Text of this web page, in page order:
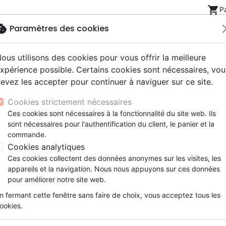
shopping_cart
NouveautésBibles
Segond 21
Segond
NEG
Livres
Famille, couple
Souffrance, Relation d'aide
Santé
eBooks
Couple
Méditations
Souffrance, Relation d'aide
Psychologie
Jeunesse
ans
Bibles jeunesse
Latino, Folk
Soul
Instrumental
Louange, Adoration
Hardrock, Métal
conférences
Documentaires, reportages
Accessoires de Bible
Papeterie
Praises Kids
produits par auteur
Jeunesse Jeunesse
:
favorite_border
Paramètres des cookies
utilisons des cookies pour vous offrir la meilleure
possible. Certains cookies sont nécessaires,
les accepter pour continuer à naviguer sur ce site.
Cookies strictement nécessaires
Ces cookies sont nécessaires à la fonctionnalité du site web. Ils
sont nécessaires pour l'authentification du client, le panier et la
commande.
Cookies analytiques
Ces cookies collectent des données anonymes sur les visites, les
appareils et la navigation. Nous nous appuyons sur ces données
pour améliorer notre site web.
fermant cette fenêtre sans faire de choix, vous acceptez tous les